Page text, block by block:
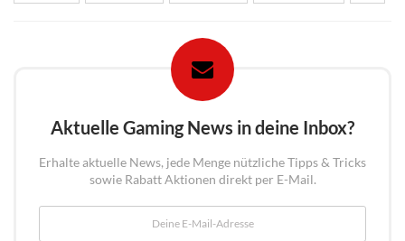
Aktuelle Gaming News in deine Inbox?
Erhalte aktuelle News, jede Menge nützliche Tipps & Tricks
sowie Rabatt Aktionen direkt per E-Mail.